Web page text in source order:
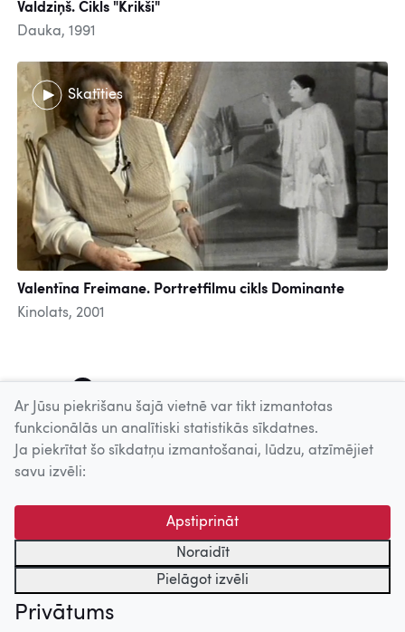
Valdziņš. Cikls "Krikši"
Dauka, 1991
Skatīties
Valentīna Freimane. Portretfilmu cikls Dominante
Kinolats, 2001
Uz augšu
© 2026 Nacionālais Kino centrs, Kultūras informācijas sistēmu
centrs. Sadarbības partneris: Latvijas Valsts
kinofotofonodokumentu arhīvs.
Ar Jūsu piekrišanu šajā vietnē var tikt izmantotas
funkcionālās un analītiski statistikās sīkdatnes.
Ja piekrītat šo sīkdatņu izmantošanai, lūdzu, atzīmējiet
savu izvēli:
Apstiprināt
Noraidīt
Pielāgot izvēli
Privātums